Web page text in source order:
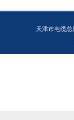
天津市电缆